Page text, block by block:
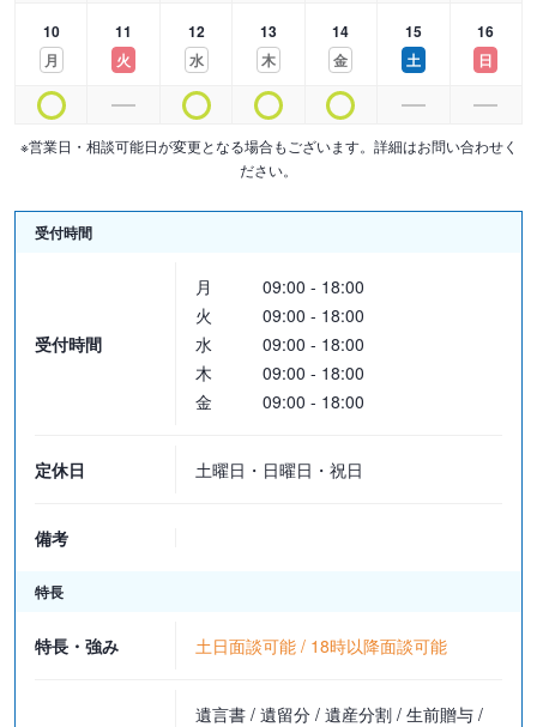
10
月
11
火
12
水
13
木
14
金
15
土
16
日
※営業日・相談可能日が変更となる場合もございます。詳細はお問い合わせく
ださい。
受付時間
受付時間
月
09:00 - 18:00
火
09:00 - 18:00
水
09:00 - 18:00
木
09:00 - 18:00
金
09:00 - 18:00
定休日 土曜日・日曜日・祝日
備考
特長
特長・強み 土日面談可能 / 18時以降面談可能
遺言書 / 遺留分 / 遺産分割 / 生前贈与 /